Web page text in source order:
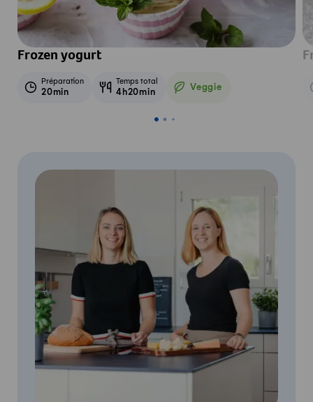
Frozen yogurt
Préparation
20min
Temps total
4h20min Veggie
Veggie